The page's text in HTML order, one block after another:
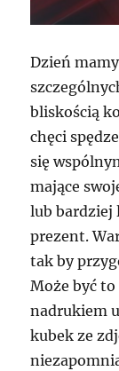
Dzień
bliskością
chęci
się
mające
lub bardziej
prezent.
tak by
Może być
nadrukiem
kubek ze